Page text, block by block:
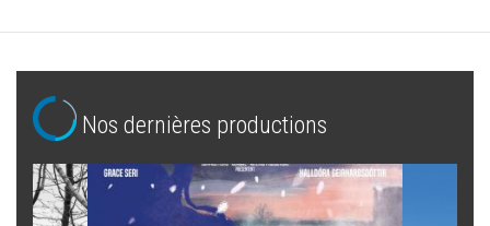
Nos dernières productions